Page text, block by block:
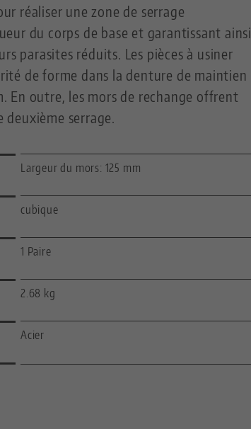
réaliser une zone de serrage
du corps de base et garantissant ainsi
parasites réduits. Les pièces à usiner
de forme dans la denture de maintien
En outre, les mors de rechange offrent
deuxième serrage.
Largeur du mors: 125 mm
cubique
1 Paire
2.68 kg
Acier